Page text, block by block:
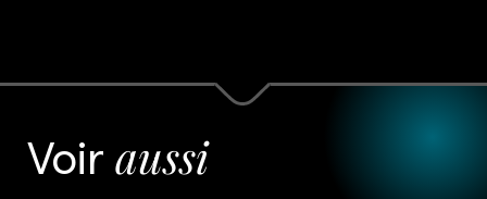
Voir aussi